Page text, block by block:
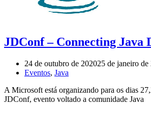
JDConf – Connecting Java
24 de outubro de 202025 de janeiro de
Eventos, Java
A Microsoft está organizando para os dias
JDConf, evento voltado a comunidade Java